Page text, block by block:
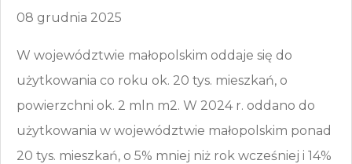
08 grudnia 2025
W województwie małopolskim oddaje się do
użytkowania co roku ok. 20 tys. mieszkań, o
powierzchni ok. 2 mln m2. W 2024 r. oddano do
użytkowania w województwie małopolskim ponad
20 tys. mieszkań, o 5% mniej niż rok wcześniej i 14%